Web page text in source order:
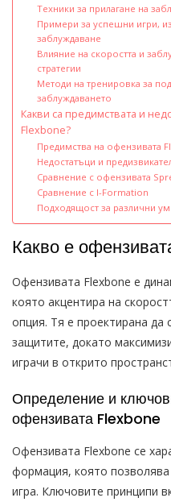
Техники за прилагане на
Примери за успешни игри,
заблуждаване
Влияние на скоростта и
стратегии
Методи на тренировка за
заблуждаването
Какви са предимствата и
Flexbone?
Предимства на офензивата
Недостатъци и
Сравнение с офензивата
Сравнение с I-Formation
Подходящост за различни
Какво е
Офензивата Flexbone е
която акцентира на
опция. Тя е проектирана да
защитите, докато
играчи в открито
Определение и
офензивата Flexbone
Офензивата Flexbone се
формация, която
игра. Ключовите принципи